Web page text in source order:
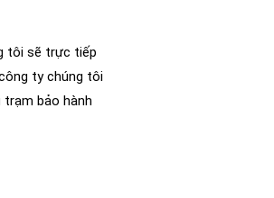
tôi sẽ trực tiếp
ty chúng tôi
bảo hành